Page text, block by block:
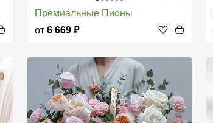
Премиальные Пионы
от6 669₽